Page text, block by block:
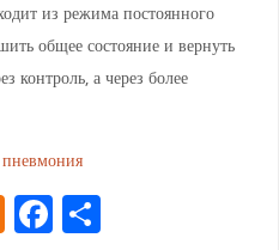
из режима постоянного
общее состояние и вернуть
а через более
O F О